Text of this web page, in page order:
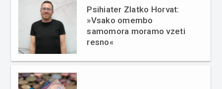
Psihiater Zlatko Horvat:
»Vsako omembo
samomora moramo vzeti
resno«